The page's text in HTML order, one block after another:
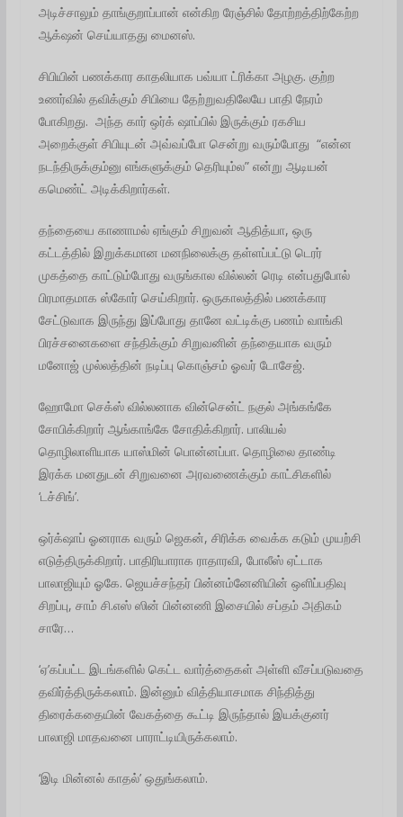
அடிச்சாலும் தாங்குறாப்பான் என்கிற ரேஞ்சில் தோற்றத்திற்கேற்ற
ஆக்‌ஷன் செய்யாதது மைனஸ்.
சிபியின் பணக்கார காதலியாக பவ்யா ட்ரிக்கா அழகு. குற்ற
உணர்வில் தவிக்கும் சிபியை தேற்றுவதிலேயே பாதி நேரம்
போகிறது. அந்த கார் ஒர்க் ஷாப்பில் இருக்கும் ரகசிய
அறைக்குள் சிபியுடன் அவ்வப்போ சென்று வரும்போது “என்ன
நடந்திருக்கும்னு எங்களுக்கும் தெரியும்ல” என்று ஆடியன்
கமெண்ட் அடிக்கிறார்கள்.
தந்தையை காணாமல் ஏங்கும் சிறுவன் ஆதித்யா, ஒரு
கட்டத்தில் இறுக்கமான மனநிலைக்கு தள்ளப்பட்டு டெரர்
முகத்தை காட்டும்போது வருங்கால வில்லன் ரெடி என்பதுபோல்
பிரமாதமாக ஸ்கோர் செய்கிறார். ஒருகாலத்தில் பணக்கார
சேட்டுவாக இருந்து இப்போது தானே வட்டிக்கு பணம் வாங்கி
பிரச்சனைகளை சந்திக்கும் சிறுவனின் தந்தையாக வரும்
மனோஜ் முல்லத்தின் நடிப்பு கொஞ்சம் ஓவர் டோசேஜ்.
ஹோமோ செக்ஸ் வில்லனாக வின்சென்ட் நகுல் அங்கங்கே
சோபிக்கிறார் ஆங்காங்கே சோதிக்கிறார். பாலியல்
தொழிலாளியாக யாஸ்மின் பொன்னப்பா. தொழிலை தாண்டி
இரக்க மனதுடன் சிறுவனை அரவணைக்கும் காட்சிகளில்
‘டச்சிங்’.
ஒர்க்‌ஷாப் ஓனராக வரும் ஜெகன், சிரிக்க வைக்க கடும் முயற்சி
எடுத்திருக்கிறார். பாதிரியாராக ராதாரவி, போலீஸ் ஏட்டாக
பாலாஜியும் ஓகே. ஜெயச்சந்தர் பின்னம்னேனியின் ஒளிப்பதிவு
சிறப்பு, சாம் சி.எஸ் ஸின் பின்னணி இசையில் சப்தம் அதிகம்
சாரே…
‘ஏ’கப்பட்ட இடங்களில் கெட்ட வார்த்தைகள் அள்ளி வீசப்படுவதை
தவிர்த்திருக்கலாம். இன்னும் வித்தியாசமாக சிந்தித்து
திரைக்கதையின் வேகத்தை கூட்டி இருந்தால் இயக்குனர்
பாலாஜி மாதவனை பாராட்டியிருக்கலாம்.
‘இடி மின்னல் காதல்’ ஒதுங்கலாம்.